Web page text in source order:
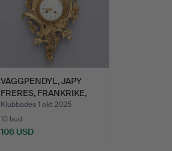
VÄGGPENDYL, JAPY
FRERES, FRANKRIKE,
1900-T…
Klubbades 1 okt 2025
10 bud
106 USD